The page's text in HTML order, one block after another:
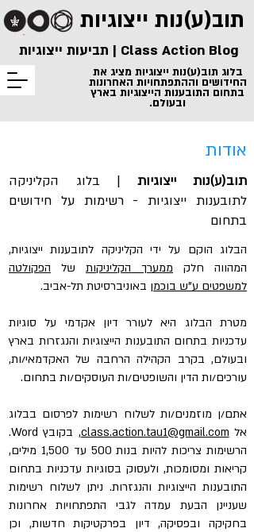
תוב(ע)נות ייצוגיות
בלוג תוב(ע)נות ייצוגיות מציג את
החידושים וההתפתחויות האחרונות
בתחום התובענות הייצוגיות בארץ
ובעולם.
Class Action Blog | תביעות ייצוגיות
אודות
תוב(ע)נות ייצוגיות | בלוג הקליניקה
לתובענות ייצוגיות - רשימות על חידושים
בתחום
הבלוג הוקם על ידי הקליניקה לתובענות ייצוגיות,
המהווה חלק ממערך הקליניקות של הפקולטה
למשפטים ע"ש בוכמן באוניברסיטת תל-אביב.
מטרת הבלוג היא לעורר דיון אקדמי על סוגיות
עדכניות בתחום התובענות הייצוגיות והנגזרות בארץ
ובעולם, בקרב הקהילה הרחבה של האקדמאי/ות,
עורכים/ות הדין והשופטים/ות העוסקים/ות בתחום.
אתם/ן מוזמנים/ות לשלוח רשימות לפרסום בבלוג
אל class.action.tau1@gmail.com, בקובץ Word
.
הרשימות צריכות להיות בנות 500 עד 1,500 מילים,
קריאות ומסומכות, ולעסוק בסוגיות עדכניות בתחום
התובענות הייצוגיות והנגזרות. ניתן לשלוח רשימות
שעניינן הבעת עמדה לגבי התפתחויות אחרונות
בחקיקה ובפסיקה, דיון בפרקטיקות חדשות, וכן